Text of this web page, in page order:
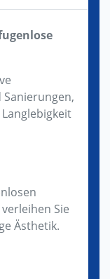
Sie
Ästhetik.